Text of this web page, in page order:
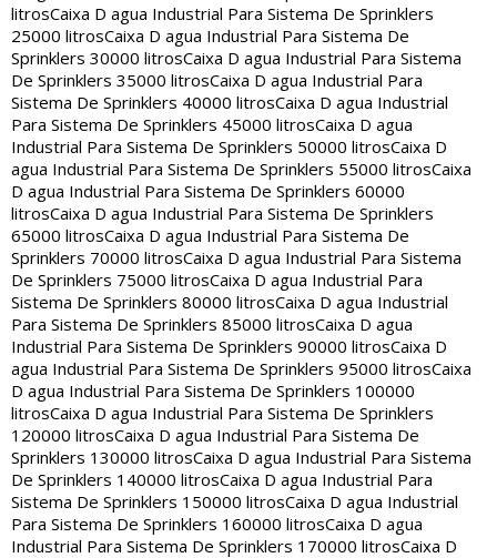
litrosCaixa D agua Industrial Para Sistema De Sprinklers
25000 litrosCaixa D agua Industrial Para Sistema De
Sprinklers 30000 litrosCaixa D agua Industrial Para Sistema
De Sprinklers 35000 litrosCaixa D agua Industrial Para
Sistema De Sprinklers 40000 litrosCaixa D agua Industrial
Para Sistema De Sprinklers 45000 litrosCaixa D agua
Industrial Para Sistema De Sprinklers 50000 litrosCaixa D
agua Industrial Para Sistema De Sprinklers 55000 litrosCaixa
D agua Industrial Para Sistema De Sprinklers 60000
litrosCaixa D agua Industrial Para Sistema De Sprinklers
65000 litrosCaixa D agua Industrial Para Sistema De
Sprinklers 70000 litrosCaixa D agua Industrial Para Sistema
De Sprinklers 75000 litrosCaixa D agua Industrial Para
Sistema De Sprinklers 80000 litrosCaixa D agua Industrial
Para Sistema De Sprinklers 85000 litrosCaixa D agua
Industrial Para Sistema De Sprinklers 90000 litrosCaixa D
agua Industrial Para Sistema De Sprinklers 95000 litrosCaixa
D agua Industrial Para Sistema De Sprinklers 100000
litrosCaixa D agua Industrial Para Sistema De Sprinklers
120000 litrosCaixa D agua Industrial Para Sistema De
Sprinklers 130000 litrosCaixa D agua Industrial Para Sistema
De Sprinklers 140000 litrosCaixa D agua Industrial Para
Sistema De Sprinklers 150000 litrosCaixa D agua Industrial
Para Sistema De Sprinklers 160000 litrosCaixa D agua
Industrial Para Sistema De Sprinklers 170000 litrosCaixa D